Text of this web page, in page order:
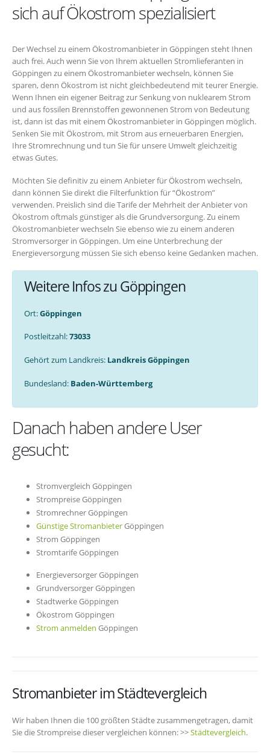
sich auf Ökostrom spezialisiert
Der Wechsel zu einem Ökostromanbieter in Göppingen steht Ihnen
auch frei. Auch wenn Sie von Ihrem aktuellen Stromlieferanten in
Göppingen zu einem Ökostromanbieter wechseln, können Sie
sparen, denn Ökostrom ist nicht gleichbedeutend mit teurer Energie.
Wenn Ihnen ein eigener Beitrag zur Senkung von nuklearem Strom
und aus fossilen Brennstoffen gewonnenen Strom von Bedeutung
ist, dann ist das mit einem Ökostromanbieter in Göppingen möglich.
Senken Sie mit Ökostrom, mit Strom aus erneuerbaren Energien,
Ihre Stromrechnung und tun Sie für unsere Umwelt gleichzeitig
etwas Gutes.
Möchten Sie definitiv zu einem Anbieter für Ökostrom wechseln,
dann können Sie direkt die Filterfunktion für “Ökostrom”
verwenden. Preislich sind die Tarife der Mehrheit der Anbieter von
Ökostrom oftmals günstiger als die Grundversorgung. Zu einem
Ökostromanbieter wechseln Sie ebenso wie zu einem anderen
Stromversorger in Göppingen. Um eine Unterbrechung der
Energieversorgung müssen Sie sich ebenso keine Gedanken machen.
Weitere Infos zu Göppingen
Ort:Göppingen
Postleitzahl:73033
Gehört zum Landkreis: Landkreis Göppingen
Bundesland: Baden-Württemberg
Danach haben andere User
gesucht:
Stromvergleich Göppingen
Strompreise Göppingen
Stromrechner Göppingen
Günstige StromanbieterGöppingen
Strom Göppingen
Stromtarife Göppingen
Energieversorger Göppingen
Grundversorger Göppingen
Stadtwerke Göppingen
Ökostrom Göppingen
Strom anmelden Göppingen
Stromanbieter im Städtevergleich
Wir haben Ihnen die 100 größten Städte zusammengetragen, damit
Sie die Strompreise dieser vergleichen können: >>Städtevergleich.